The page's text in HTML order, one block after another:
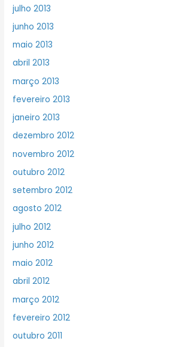
julho 2013
junho 2013
maio 2013
abril 2013
março 2013
fevereiro 2013
janeiro 2013
dezembro 2012
novembro 2012
outubro 2012
setembro 2012
agosto 2012
julho 2012
junho 2012
maio 2012
abril 2012
março 2012
fevereiro 2012
outubro 2011